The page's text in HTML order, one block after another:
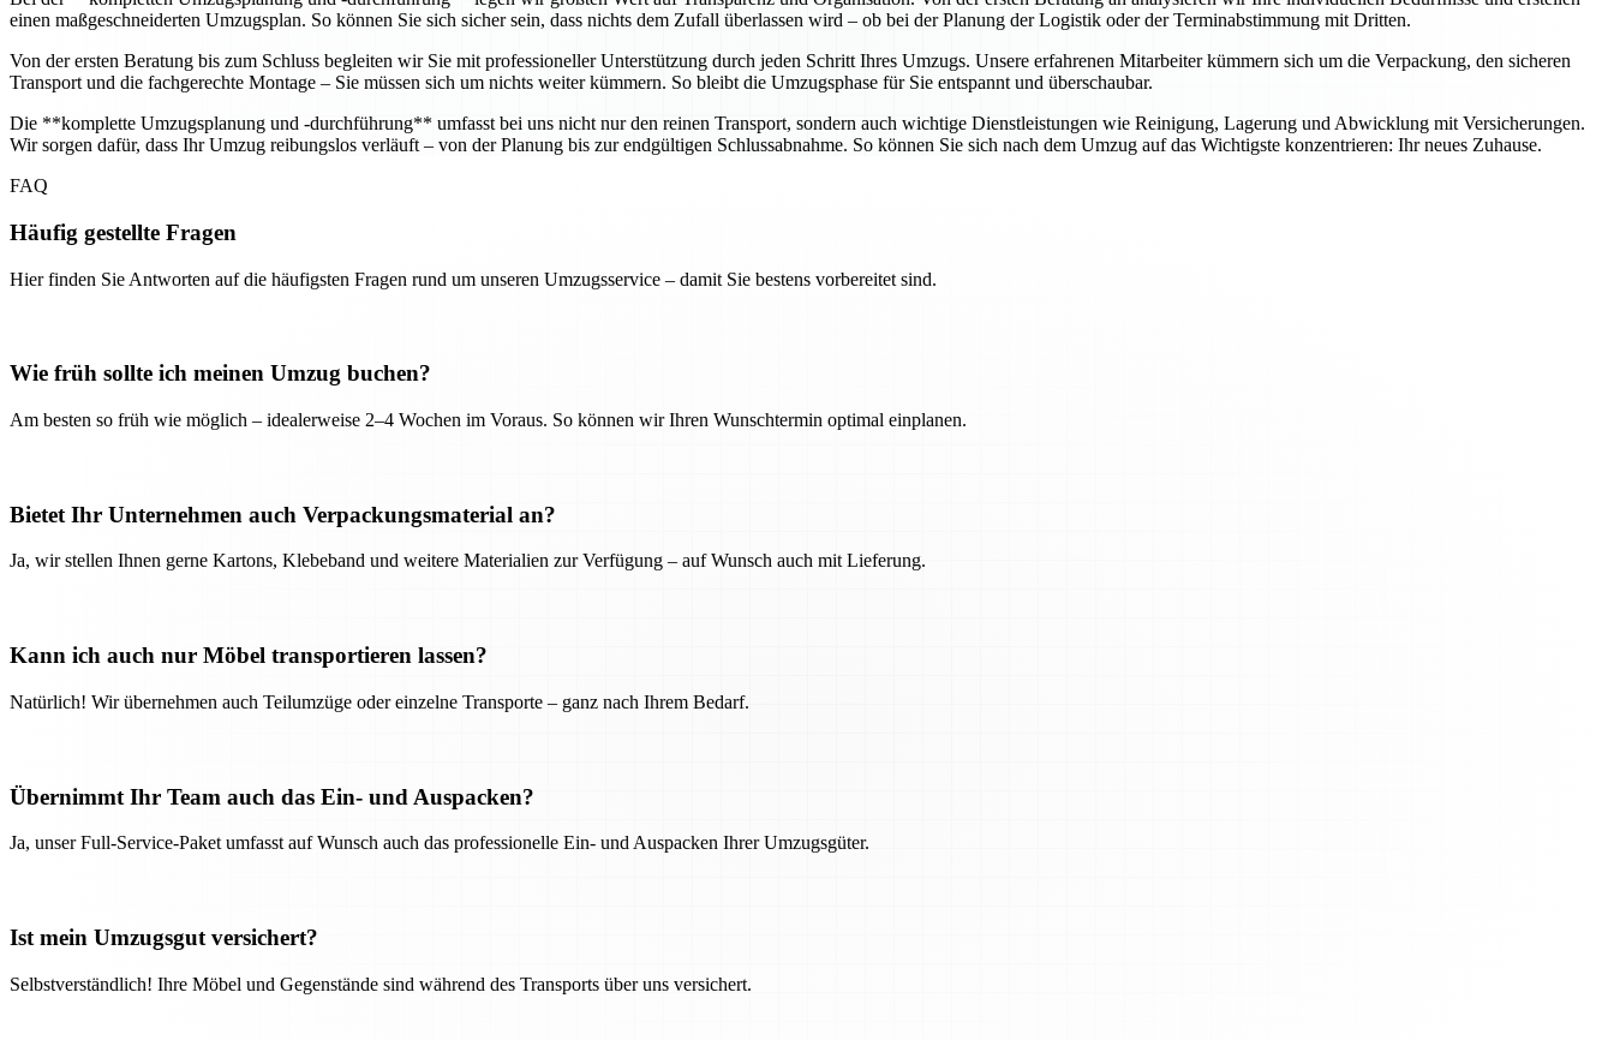
einen maßgeschneiderten Umzugsplan. So können Sie sich sicher sein, dass nichts dem Zufall überlassen wird – ob bei der Planung der Logistik oder der Terminabstimmung mit Dritten.
Von der ersten Beratung bis zum Schluss begleiten wir Sie mit professioneller Unterstützung durch jeden Schritt Ihres Umzugs. Unsere erfahrenen Mitarbeiter kümmern sich um die Verpackung, den sicheren
Transport und die fachgerechte Montage – Sie müssen sich um nichts weiter kümmern. So bleibt die Umzugsphase für Sie entspannt und überschaubar.
Die **komplette Umzugsplanung und -durchführung** umfasst bei uns nicht nur den reinen Transport, sondern auch wichtige Dienstleistungen wie Reinigung, Lagerung und Abwicklung mit Versicherungen.
Wir sorgen dafür, dass Ihr Umzug reibungslos verläuft – von der Planung bis zur endgültigen Schlussabnahme. So können Sie sich nach dem Umzug auf das Wichtigste konzentrieren: Ihr neues Zuhause.
FAQ
Häufig gestellte Fragen
Hier finden Sie Antworten auf die häufigsten Fragen rund um unseren Umzugsservice – damit Sie bestens vorbereitet sind.
Wie früh sollte ich meinen Umzug buchen?
Am besten so früh wie möglich – idealerweise 2–4 Wochen im Voraus. So können wir Ihren Wunschtermin optimal einplanen.
Bietet Ihr Unternehmen auch Verpackungsmaterial an?
Ja, wir stellen Ihnen gerne Kartons, Klebeband und weitere Materialien zur Verfügung – auf Wunsch auch mit Lieferung.
Kann ich auch nur Möbel transportieren lassen?
Natürlich! Wir übernehmen auch Teilumzüge oder einzelne Transporte – ganz nach Ihrem Bedarf.
Übernimmt Ihr Team auch das Ein- und Auspacken?
Ja, unser Full-Service-Paket umfasst auf Wunsch auch das professionelle Ein- und Auspacken Ihrer Umzugsgüter.
Ist mein Umzugsgut versichert?
Selbstverständlich! Ihre Möbel und Gegenstände sind während des Transports über uns versichert.